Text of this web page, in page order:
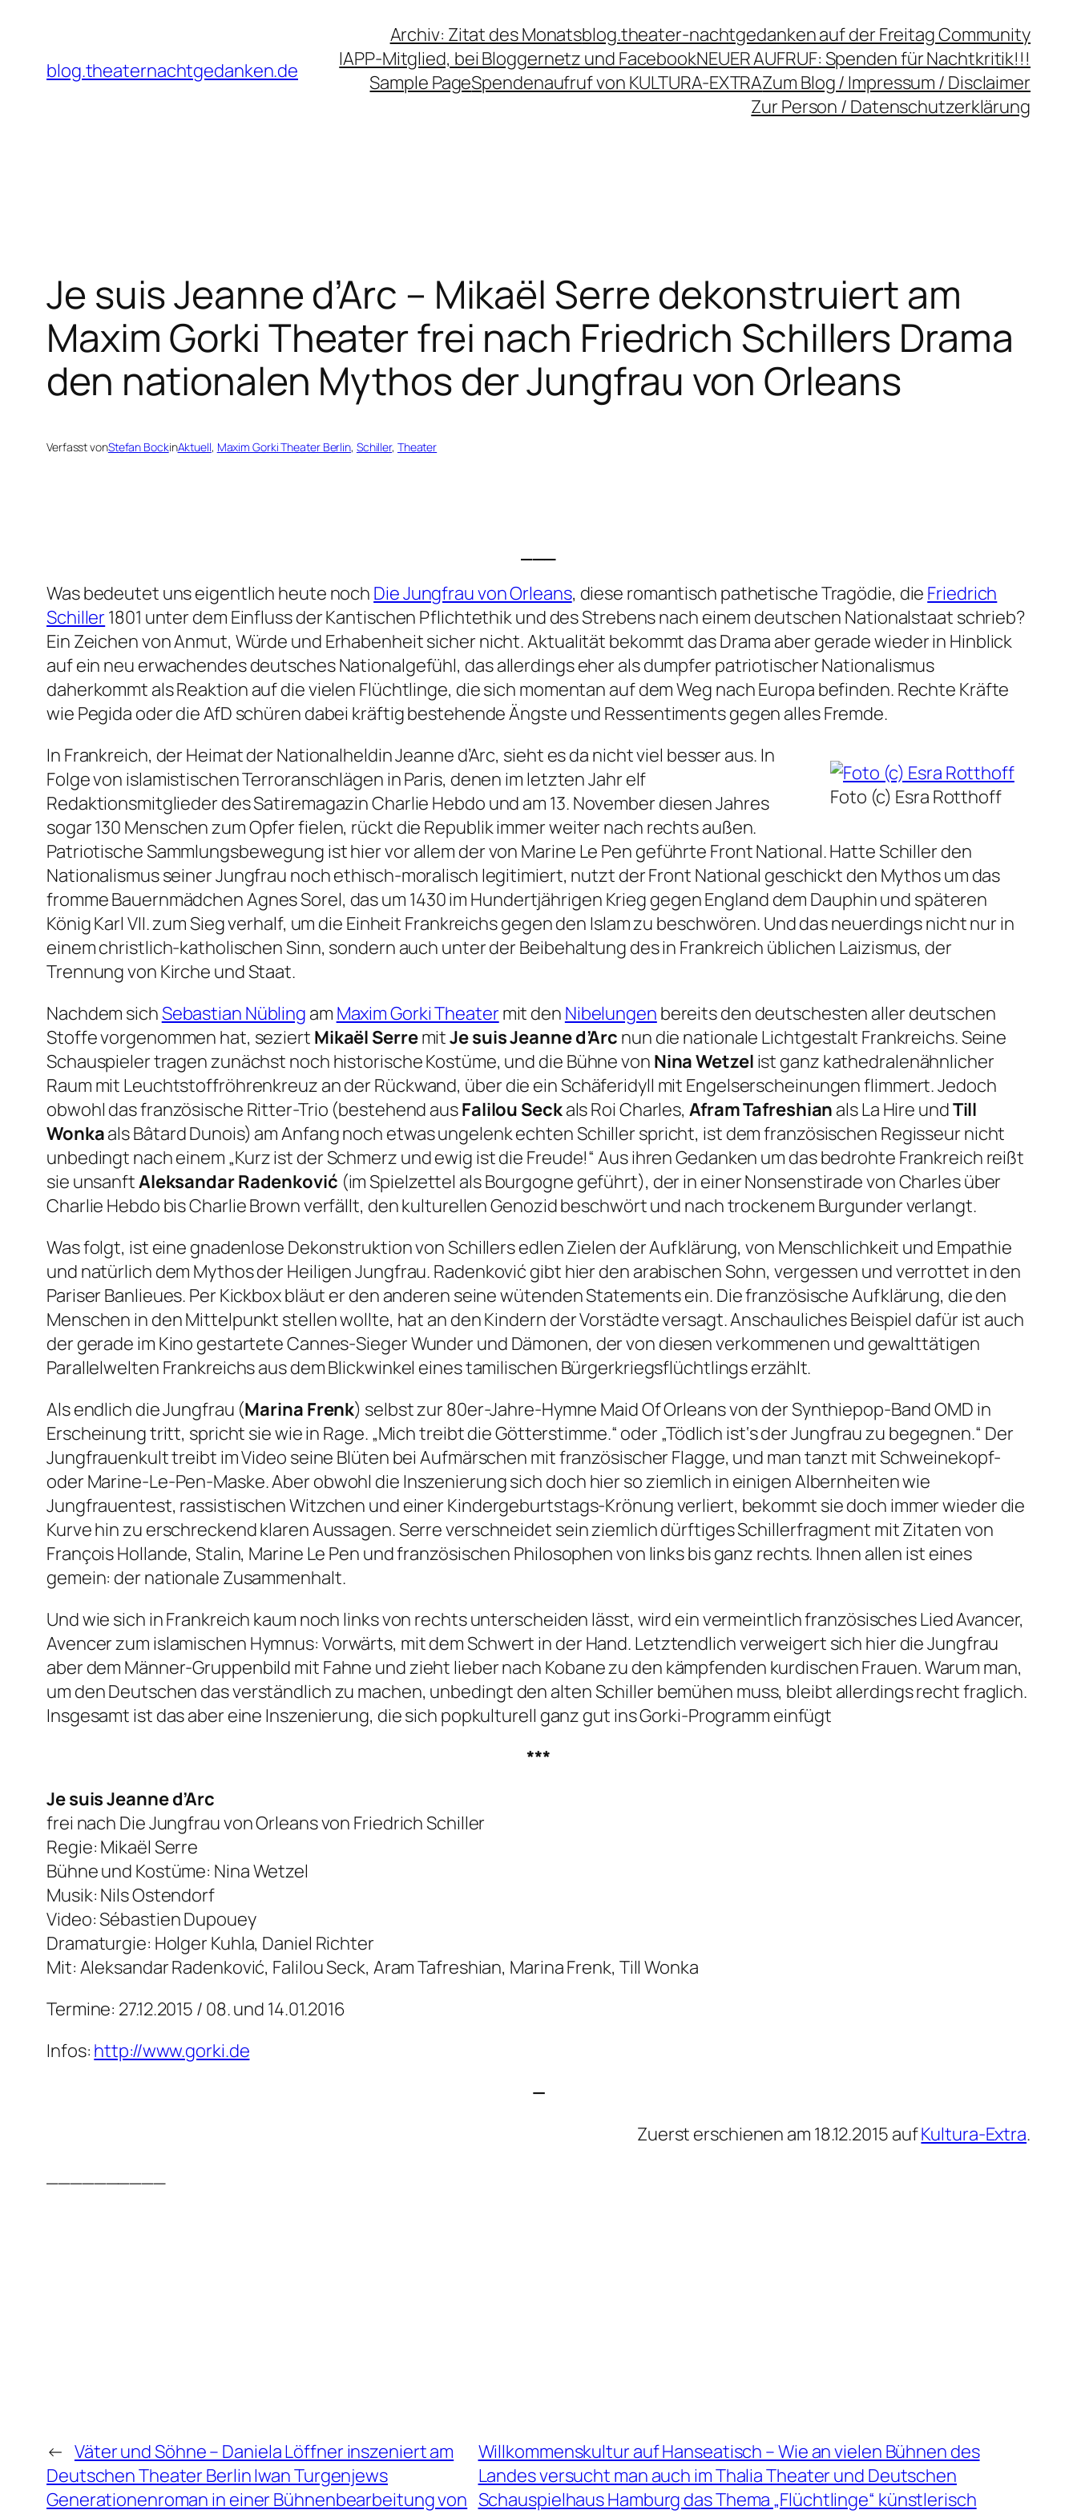
springenblog.theaternachtgedanken.de
Archiv: Zitat des Monatsblog.theater-nachtgedanken auf der Freitag Community
IAPP-Mitglied, bei Bloggernetz und FacebookNEUER AUFRUF: Spenden für Nachtkritik!!!
Sample PageSpendenaufruf von KULTURA-EXTRAZum Blog / Impressum / Disclaimer
Zur Person / Datenschutzerklärung
Je suis Jeanne d’Arc – Mikaël Serre dekonstruiert am
Maxim Gorki Theater frei nach Friedrich Schillers Drama
den nationalen Mythos der Jungfrau von Orleans
Verfasst vonStefan BockinAktuell, Maxim Gorki Theater Berlin, Schiller, Theater
Was bedeutet uns eigentlich heute noch Die Jungfrau von Orleans, diese romantisch pathetische Tragödie, die Friedrich
Schiller1801 unter dem Einfluss der Kantischen Pflichtethik und des Strebens nach einem deutschen Nationalstaat schrieb?
Ein Zeichen von Anmut, Würde und Erhabenheit sicher nicht. Aktualität bekommt das Drama aber gerade wieder in Hinblick
auf ein neu erwachendes deutsches Nationalgefühl, das allerdings eher als dumpfer patriotischer Nationalismus
daherkommt als Reaktion auf die vielen Flüchtlinge, die sich momentan auf dem Weg nach Europa befinden. Rechte Kräfte
wie Pegida oder die AfD schüren dabei kräftig bestehende Ängste und Ressentiments gegen alles Fremde.
Foto (c) Esra Rotthoff
In Frankreich, der Heimat der Nationalheldin Jeanne d’Arc, sieht es da nicht viel besser aus. In
Folge von islamistischen Terroranschlägen in Paris, denen im letzten Jahr elf
Redaktionsmitglieder des Satiremagazin Charlie Hebdo und am 13. November diesen Jahres
sogar 130 Menschen zum Opfer fielen, rückt die Republik immer weiter nach rechts außen.
Patriotische Sammlungsbewegung ist hier vor allem der von Marine Le Pen geführte Front National. Hatte Schiller den
Nationalismus seiner Jungfrau noch ethisch-moralisch legitimiert, nutzt der Front National geschickt den Mythos um das
fromme Bauernmädchen Agnes Sorel, das um 1430 im Hundertjährigen Krieg gegen England dem Dauphin und späteren
König Karl VII. zum Sieg verhalf, um die Einheit Frankreichs gegen den Islam zu beschwören. Und das neuerdings nicht nur in
einem christlich-katholischen Sinn, sondern auch unter der Beibehaltung des in Frankreich üblichen Laizismus, der
Trennung von Kirche und Staat.
Nachdem sichSebastian Nübling am Maxim Gorki Theatermit den Nibelungen bereits den deutschesten aller deutschen
Stoffe vorgenommen hat, seziert Mikaël SerremitJe suis Jeanne d’Arc nun die nationale Lichtgestalt Frankreichs. Seine
Schauspieler tragen zunächst noch historische Kostüme, und die Bühne von Nina Wetzel ist ganz kathedralenähnlicher
Raum mit Leuchtstoffröhrenkreuz an der Rückwand, über die ein Schäferidyll mit Engelserscheinungen flimmert. Jedoch
obwohl das französische Ritter-Trio (bestehend ausFalilou Seckals Roi Charles, Afram Tafreshian als La Hire undTill
Wonkaals Bâtard Dunois) am Anfang noch etwas ungelenk echten Schiller spricht, ist dem französischen Regisseur nicht
unbedingt nach einem „Kurz ist der Schmerz und ewig ist die Freude!“ Aus ihren Gedanken um das bedrohte Frankreich reißt
sie unsanftAleksandar Radenković (im Spielzettel als Bourgogne geführt), der in einer Nonsenstirade von Charles über
Charlie Hebdo bis Charlie Brown verfällt, den kulturellen Genozid beschwört und nach trockenem Burgunder verlangt.
Was folgt, ist eine gnadenlose Dekonstruktion von Schillers edlen Zielen der Aufklärung, von Menschlichkeit und Empathie
und natürlich dem Mythos der Heiligen Jungfrau. Radenković gibt hier den arabischen Sohn, vergessen und verrottet in den
Pariser Banlieues. Per Kickbox bläut er den anderen seine wütenden Statements ein. Die französische Aufklärung, die den
Menschen in den Mittelpunkt stellen wollte, hat an den Kindern der Vorstädte versagt. Anschauliches Beispiel dafür ist auch
der gerade im Kino gestartete Cannes-SiegerWunder und Dämonen, der von diesen verkommenen und gewalttätigen
Parallelwelten Frankreichs aus dem Blickwinkel eines tamilischen Bürgerkriegsflüchtlings erzählt.
Als endlich die Jungfrau (Marina Frenk) selbst zur 80er-Jahre-Hymne Maid Of Orleansvon der Synthiepop-Band OMD in
Erscheinung tritt, spricht sie wie in Rage. „Mich treibt die Götterstimme.“ oder „Tödlich ist‘s der Jungfrau zu begegnen.“ Der
Jungfrauenkult treibt im Video seine Blüten bei Aufmärschen mit französischer Flagge, und man tanzt mit Schweinekopf-
oder Marine-Le-Pen-Maske. Aber obwohl die Inszenierung sich doch hier so ziemlich in einigen Albernheiten wie
Jungfrauentest, rassistischen Witzchen und einer Kindergeburtstags-Krönung verliert, bekommt sie doch immer wieder die
Kurve hin zu erschreckend klaren Aussagen. Serre verschneidet sein ziemlich dürftiges Schillerfragment mit Zitaten von
François Hollande, Stalin, Marine Le Pen und französischen Philosophen von links bis ganz rechts. Ihnen allen ist eines
gemein: der nationale Zusammenhalt.
Und wie sich in Frankreich kaum noch links von rechts unterscheiden lässt, wird ein vermeintlich französisches LiedAvancer,
Avencerzum islamischen Hymnus: Vorwärts, mit dem Schwert in der Hand. Letztendlich verweigert sich hier die Jungfrau
aber dem Männer-Gruppenbild mit Fahne und zieht lieber nach Kobane zu den kämpfenden kurdischen Frauen. Warum man,
um den Deutschen das verständlich zu machen, unbedingt den alten Schiller bemühen muss, bleibt allerdings recht fraglich.
Insgesamt ist das aber eine Inszenierung, die sich popkulturell ganz gut ins Gorki-Programm einfügt
***
Je suis Jeanne d’Arc
frei nach Die Jungfrau von Orleansvon Friedrich Schiller
Regie: Mikaël Serre
Bühne und Kostüme: Nina Wetzel
Musik: Nils Ostendorf
Video: Sébastien Dupouey
Dramaturgie: Holger Kuhla, Daniel Richter
Mit: Aleksandar Radenković, Falilou Seck, Aram Tafreshian, Marina Frenk, Till Wonka
Termine: 27.12.2015 / 08. und 14.01.2016
Infos: http://www.gorki.de
—
Zuerst erschienen am 18.12.2015 aufKultura-Extra.
← Väter und Söhne – Daniela Löffner inszeniert am
Deutschen Theater Berlin Iwan Turgenjews
Generationenroman in einer Bühnenbearbeitung von
Willkommenskultur auf Hanseatisch – Wie an vielen Bühnen des
Landes versucht man auch im Thalia Theater und Deutschen
Schauspielhaus Hamburg das Thema „Flüchtlinge“ künstlerisch